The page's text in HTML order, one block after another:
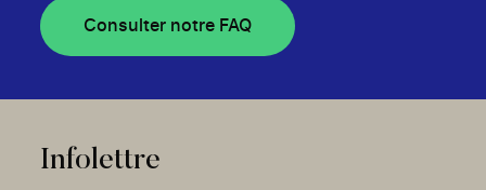
Consulter notre FAQ
Infolettre